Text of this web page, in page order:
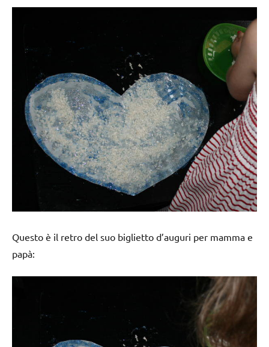
Questo è il retro del suo biglietto d’auguri per mamma e
papà: